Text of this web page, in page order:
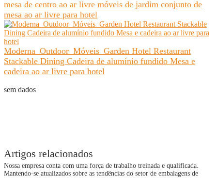
mesa de centro ao ar livre móveis de jardim conjunto de
mesa ao ar livre para hotel
Moderna Outdoor Móveis Garden Hotel Restaurant
Stackable Dining Cadeira de alumínio fundido Mesa e
cadeira ao ar livre para hotel
sem dados
Artigos relacionados
Nossa empresa conta com uma força de trabalho treinada e qualificada.
Mantendo-se atualizados sobre as tendências do setor de embalagens de